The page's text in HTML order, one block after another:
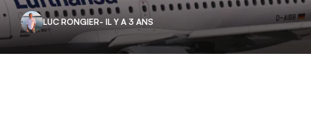
LUC RONGIER- IL Y A 3 ANS